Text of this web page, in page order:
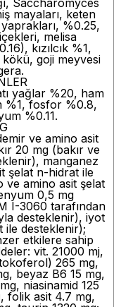
Saccharomyces
mayaları, keten
%0.25,
melisa
kızılcık %1,
goji meyvesi
yağlar %20, ham
%1, fosfor %0.8,
%0.11.
ve amino asit
20 mg (bakır ve
manganez
şelat n-hidrat ile
ve amino asit şelat
0,5 mg
I-3060 tarafından
desteklenir), iyot
ile desteklenir);
etkilere sahip
vit. 21000 mj,
265 mg,
beyaz B6 15 mg,
niasinamid 125
folik asit 4.7 mg,